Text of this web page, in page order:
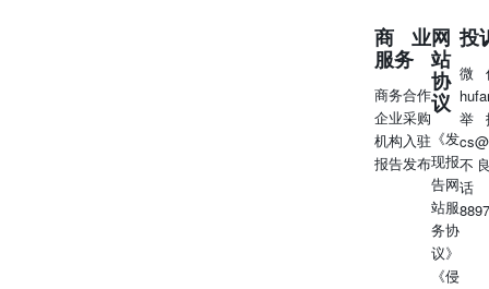
0.7%，受当选总统唐纳德·特朗普威胁结束电动车税收抵免
的影响，以及利率下降和制造商加大激励措施的提振。加油
站的收入增加，反映出油价走高。周四的数据表明消费者在
假日季节表现良好，受益于薪资增长跑赢通胀。尽管上月基
本通胀放缓，但美国人仍在努力应对高生活成本，并且一些
零售商考虑提高价格来应对特朗普下周就任后的潜在关税上
调。这可能会扭曲未来的零售数据，因为这些数据没有经过
通胀调整，所以增长可能只是反映了更高的价格，而不是销
售活动增加。 ◆万科总裁祝九胜据报被公安机关带走，公
司或将面临接管改组：经济观察网援引知情人士消息称，万
科总裁兼首席执行官祝九胜被中国公安机关带走。此外，据
商业
服务
商务合作
企业采购
机构入驻
报告发布
网
站
协
议
《发
现报
告网
站服
务协
议》
《侵
投
微
举
不